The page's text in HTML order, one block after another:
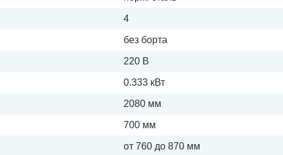
4
без борта
220 В
0.333 кВт
2080 мм
700 мм
от 760 до 870 мм